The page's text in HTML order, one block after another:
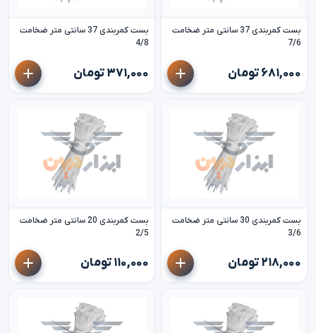
بست کمربندی 37 سانتی متر ضخامت
7/6
۶۸۱,۰۰۰ تومان
بست کمربندی 37 سانتی متر ضخامت
4/8
۳۷۱,۰۰۰ تومان
بست کمربندی 30 سانتی متر ضخامت
3/6
۲۱۸,۰۰۰ تومان
بست کمربندی 20 سانتی متر ضخامت
2/5
۱۱۰,۰۰۰ تومان